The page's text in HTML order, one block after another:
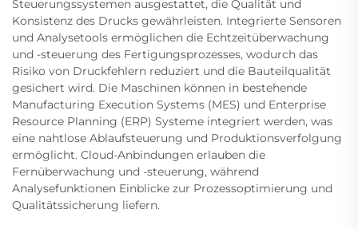
Steuerungssystemen ausgestattet, die Qualität und
Konsistenz des Drucks gewährleisten. Integrierte Sensoren
und Analysetools ermöglichen die Echtzeitüberwachung
und -steuerung des Fertigungsprozesses, wodurch das
Risiko von Druckfehlern reduziert und die Bauteilqualität
gesichert wird. Die Maschinen können in bestehende
Manufacturing Execution Systems (MES) und Enterprise
Resource Planning (ERP) Systeme integriert werden, was
eine nahtlose Ablaufsteuerung und Produktionsverfolgung
ermöglicht. Cloud-Anbindungen erlauben die
Fernüberwachung und -steuerung, während
Analysefunktionen Einblicke zur Prozessoptimierung und
Qualitätssicherung liefern.